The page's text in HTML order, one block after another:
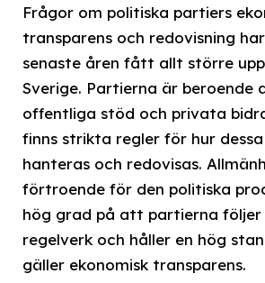
Frågor om politiska partiers
transparens och redovisning
senaste åren fått allt större
Sverige. Partierna är beroende
offentliga stöd och privata
finns strikta regler för hur
hanteras och redovisas.
förtroende för den politiska
hög grad på att partierna följer
regelverk och håller en hög
gäller ekonomisk transparens.